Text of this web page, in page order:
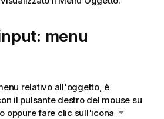
menu
relativo all'oggetto, è
il pulsante destro del mouse su
oppure fare clic sull'icona